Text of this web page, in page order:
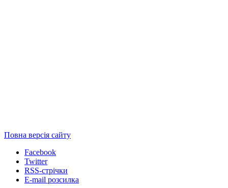
Повна версія сайту
Facebook
Twitter
RSS-стрічки
E-mail розсилка